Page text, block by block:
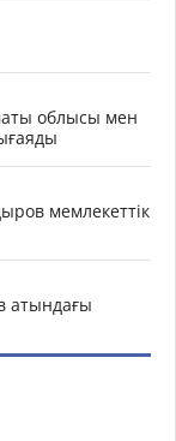
облысы мен
мемлекеттік
атындағы